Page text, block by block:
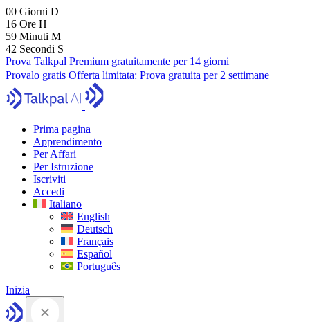
00 Giorni D
16 Ore H
59 Minuti M
41 Secondi S
Prova Talkpal Premium gratuitamente per 14 giorni
Provalo gratis Offerta limitata: Prova gratuita per 2 settimane
Prima pagina
Apprendimento
Per Affari
Per Istruzione
Iscriviti
Accedi
Italiano
English
Deutsch
Français
Español
Português
Inizia